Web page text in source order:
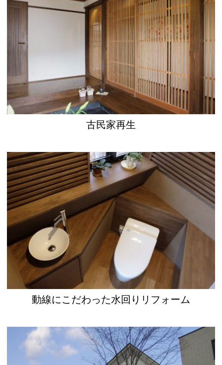
古民家再生
動線にこだわった水回りリフォーム